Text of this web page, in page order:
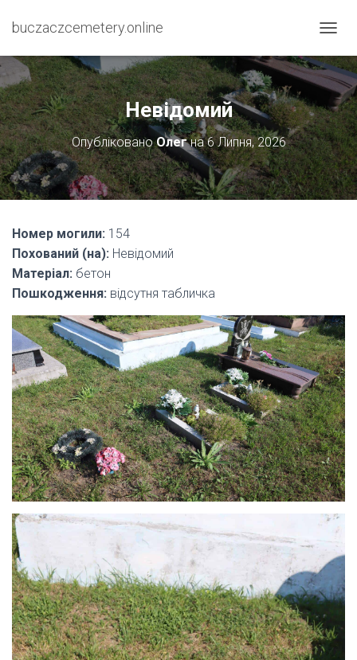
buczaczcemetery.online
Е
Р
Е
М
К
Н
У
Т
И
Н
Невідомий
ОпублікованоОлегна6 Липня, 2026
Номер могили: 154
Похований (на): Невідомий
Матеріал: бетон
Пошкодження: відсутня табличка